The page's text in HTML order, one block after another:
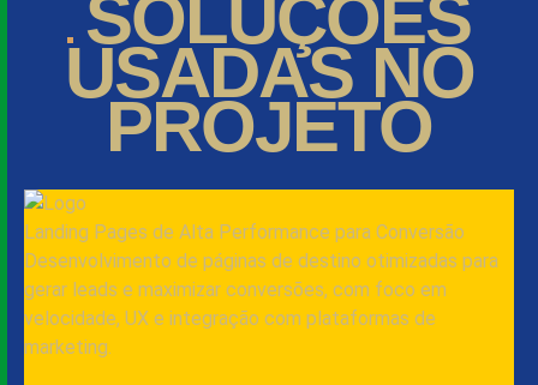
SOLUÇÕES
USADAS NO
PROJETO
Landing Pages de Alta Performance para Conversão
Desenvolvimento de páginas de destino otimizadas para
gerar leads e maximizar conversões, com foco em
velocidade, UX e integração com plataformas de
marketing.